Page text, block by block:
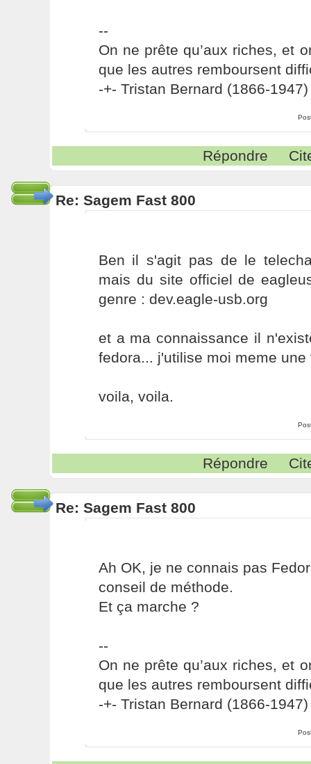
--
On ne prête qu’aux riches, et
que les autres remboursent
-+- Tristan Bernard (1866-1947)
Répondre
Re: Sagem Fast 800
Ben il s'agit pas de le
mais du site officiel de
genre : dev.eagle-usb.org
et a ma connaissance il
fedora... j'utilise moi meme une
voila, voila.
Répondre
Re: Sagem Fast 800
Ah OK, je ne connais pas
conseil de méthode.
Et ça marche ?
--
On ne prête qu’aux riches, et
que les autres remboursent
-+- Tristan Bernard (1866-1947)